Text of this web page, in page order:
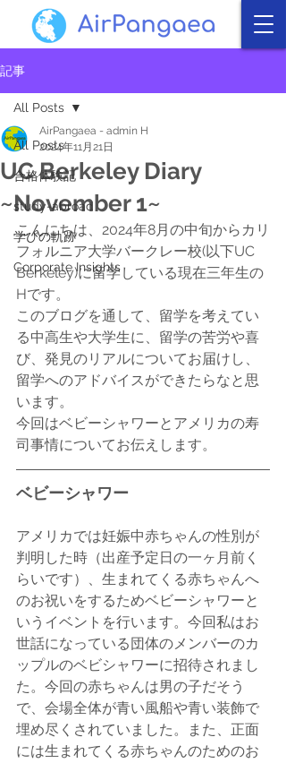
記事
All Posts
合格体験記
study-abroad
学びの軌跡
Corporate Insights
All Posts
UC Berkeley Diary
~November 1~
AirPangaea - admin H
2024年11月21日
こんにちは、2024年8月の中旬からカリ
フォルニア大学バークレー校(以下UC
Berkeley)に留学している現在三年生の
Hです。
このブログを通して、留学を考えてい
る中高生や大学生に、留学の苦労や喜
び、発見のリアルについてお届けし、
留学へのアドバイスができたらなと思
います。
今回はベビーシャワーとアメリカの寿
司事情についてお伝えします。
ベビーシャワー
アメリカでは妊娠中赤ちゃんの性別が
判明した時（出産予定日の一ヶ月前く
らいです）、生まれてくる赤ちゃんへ
のお祝いをするためベビーシャワーと
いうイベントを行います。今回私はお
世話になっている団体のメンバーのカ
ップルのベビシャワーに招待されまし
た。今回の赤ちゃんは男の子だそう
で、会場全体が青い風船や青い装飾で
埋め尽くされていました。また、正面
には生まれてくる赤ちゃんのためのお